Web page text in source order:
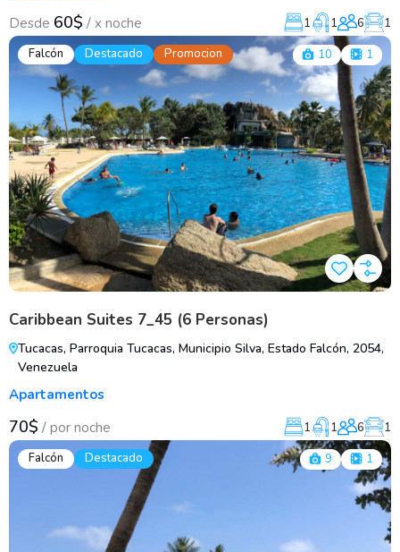
Desde 60$ / x noche 1 1 6
1
Falcón
Destacado Promocion 10 1
Caribbean Suites 7_45 (6 Personas)
Tucacas, Parroquia Tucacas, Municipio Silva, Estado Falcón, 2054,
Venezuela
Apartamentos
70$ / por noche 1 1 6
1
Falcón
Destacado 9 1